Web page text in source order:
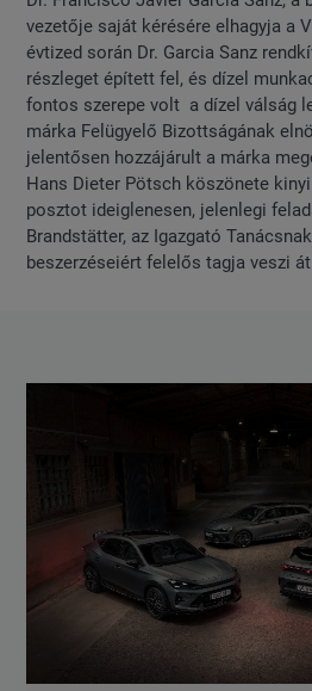
vezetője saját kérésére elhagyja a
évtized során Dr. Garcia Sanz
részleget épített fel, és dízel
fontos szerepe volt a dízel válság
márka Felügyelő Bizottságának
jelentősen hozzájárult a márka
Hans Dieter Pötsch köszönete
posztot ideiglenesen, jelenlegi
Brandstätter, az Igazgató
beszerzéseiért felelős tagja veszi